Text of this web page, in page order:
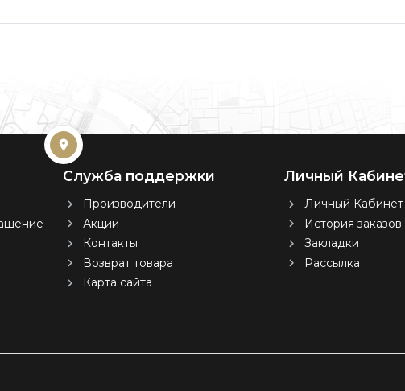
Служба поддержки
Производители
Акции
Контакты
Возврат товара
Карта сайта
Личный
Личный Кабинет
История заказов
Закладки
Рассылка